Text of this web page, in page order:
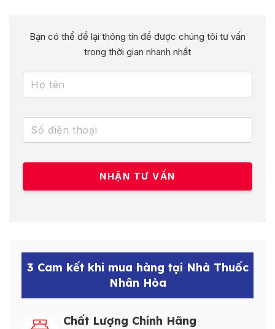
Bạn có thể để lại thông tin để được chúng tôi tư vấn
trong thời gian nhanh nhất
3 Cam kết khi mua hàng tại Nhà Thuốc
Nhân Hòa
Chất Lượng Chính Hãng